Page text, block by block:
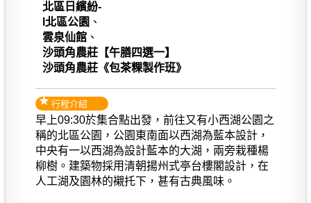
北區日繽紛-
l北區公園 、
雲泉仙館 、
沙頭角農莊【午膳四選一】
沙頭角農莊《包茶粿製作班》
行程介紹
早上09:30於集合點出發，前往又有小西湖公園之
稱的北區公園，公園東南面以西湖為藍本設計，
中央有一以西湖為設計藍本的大湖，兩旁栽種楊
柳樹。建築物採用清朝揚州式亭台樓閣設計，在
人工湖及園林的襯托下，甚有古典風味。